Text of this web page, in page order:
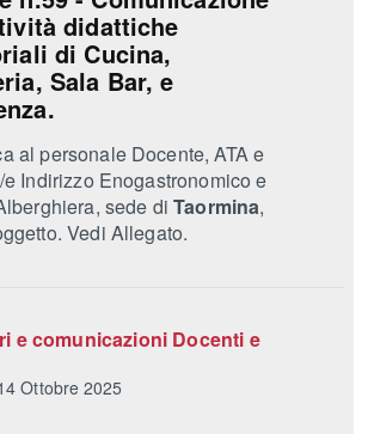
didattiche
di Cucina,
Sala Bar, e
al personale Docente, ATA e
Indirizzo Enogastronomico e
sede diTaormina,
Vedi Allegato.
e comunicazioni Docenti e
Ottobre 2025